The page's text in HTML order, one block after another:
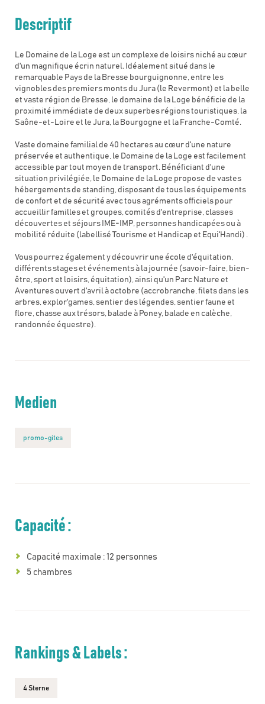
Descriptif
Le Domaine de la Loge est un complexe de loisirs niché au cœur
d'un magnifique écrin naturel. Idéalement situé dans le
remarquable Pays de la Bresse bourguignonne, entre les
vignobles des premiers monts du Jura (le Revermont) et la belle
et vaste région de Bresse, le domaine de la Loge bénéficie de la
proximité immédiate de deux superbes régions touristiques, la
Saône-et-Loire et le Jura, la Bourgogne et la Franche-Comté.
Vaste domaine familial de 40 hectares au cœur d'une nature
préservée et authentique, le Domaine de la Loge est facilement
accessible par tout moyen de transport. Bénéficiant d'une
situation privilégiée, le Domaine de la Loge propose de vastes
hébergements de standing, disposant de tous les équipements
de confort et de sécurité avec tous agréments officiels pour
accueillir familles et groupes, comités d'entreprise, classes
découvertes et séjours IME-IMP, personnes handicapées ou à
mobilité réduite (labellisé Tourisme et Handicap et Equi'Handi) .
Vous pourrez également y découvrir une école d'équitation,
différents stages et événements à la journée (savoir-faire, bien-
être, sport et loisirs, équitation), ainsi qu'un Parc Nature et
Aventures ouvert d'avril à octobre (accrobranche, filets dans les
arbres, explor'games, sentier des légendes, sentier faune et
flore, chasse aux trésors, balade à Poney, balade en calèche,
randonnée équestre).
Medien
promo-gites
Capacité :
Capacité maximale : 12 personnes
5 chambres
Rankings & Labels :
4 Sterne